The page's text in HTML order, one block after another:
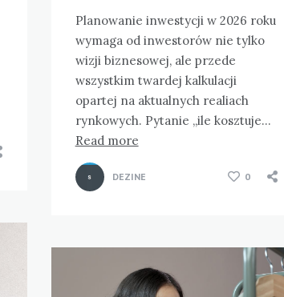
Planowanie inwestycji w 2026 roku
wymaga od inwestorów nie tylko
wizji biznesowej, ale przede
wszystkim twardej kalkulacji
opartej na aktualnych realiach
rynkowych. Pytanie „ile kosztuje…
Read more
DEZINE 0